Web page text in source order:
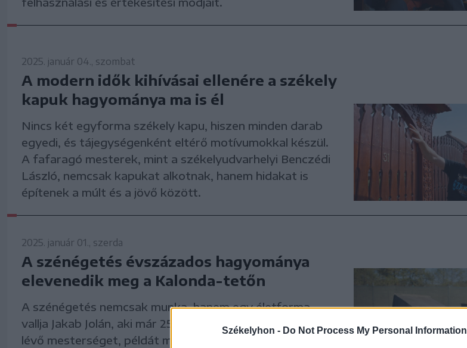
Székelyhon - Do Not Process My Personal Information
2025. január 04., szombat
A modern idők kihívásai ellenére a székely
kapuk hagyománya ma is él
Nincs két egyforma székely kapu, hiszen minden darab
egyedi, és tájegységenként eltérő motívumokkal készül.
A fafaragó mesterek, mint a székelyudvarhelyi Benczédi
László, nemcsak kapukat alkotnak, hanem hidakat is
építenek a múlt és a jövő között.
2025. január 01., szerda
A szénégetés évszázados hagyománya
elevenedik meg a Kalonda-tetőn
A szénégetés nemcsak munka, hanem egy életforma –
vallja Jakab Jolán, aki már 25 éve gyakorolja a kihalófélben
lévő mesterséget, példát mutatva a hagyományos